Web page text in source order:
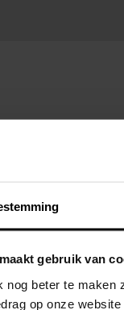
gebruik van
nog beter te maken
op onze